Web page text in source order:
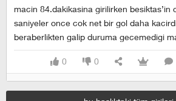
macin 84.dakikasina girilirken besiktas’in
saniyeler once cok net bir gol daha
beraberlikten galip duruma gecemedigi
0 0